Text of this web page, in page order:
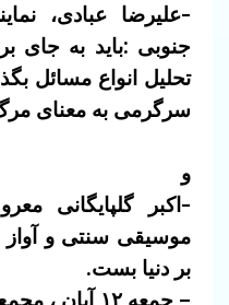
-علیرضا عبادی،
جنوبی :باید به جای
تحلیل انواع مسائل
سرگرمی به معنای
و
-اکبر گلپایگانی
موسیقی سنتی و
بر دنیا بست.
– جمعه ۱۲